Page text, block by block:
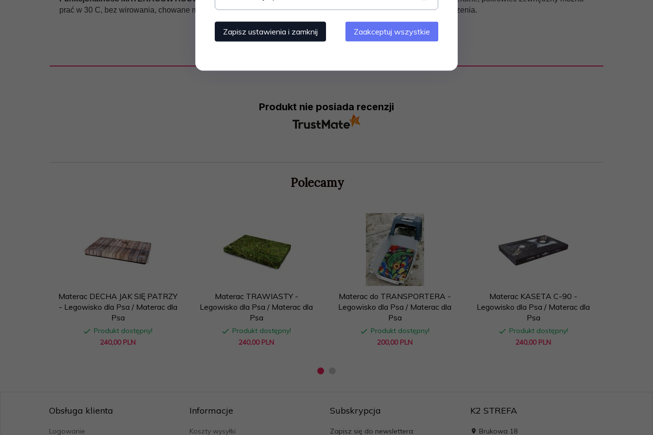
prać w 30 C, bez wirowania, chowane maszynki od ekspresów, niewidoczne taśmy ekspresowe, uchwyt do przenoszenia.
Produkt nie posiada recenzji
Polecamy
Materac DECHA JAK SIĘ PATRZY
- Legowisko dla Psa / Materac dla
Psa
Produkt dostępny!
240,00 PLN
Materac TRAWIASTY -
Legowisko dla Psa / Materac dla
Psa
Produkt dostępny!
240,00 PLN
Materac do TRANSPORTERA -
Legowisko dla Psa / Materac dla
Psa
Produkt dostępny!
200,00 PLN
Materac KASETA C-90 -
Legowisko dla Psa / Materac dla
Psa
Produkt dostępny!
240,00 PLN
Obsługa klienta
Logowanie
Informacje
Koszty wysyłki
Subskrypcja
Zapisz się do newslettera:
K2 STREFA
Brukowa 18
Zapisz ustawienia i zamknij Zaakceptuj wszystkie